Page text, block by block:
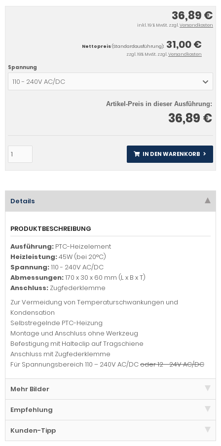
36,89 €
inkl. 19 % MwSt. zzgl.Versandkosten
Nettopreis(Standardausführung): 31,00 €
zzgl. 19% MwSt. zzgl.Versandkosten
Spannung
110 - 240V AC/DC
Artikel-Preis in dieser Ausführung:
36,89 €
IN DEN WARENKORB
Details
PRODUKTBESCHREIBUNG
Ausführung: PTC-Heizelement
Heizleistung:45W (bei 20°C)
Spannung:110 - 240V AC/DC
Abmessungen:170 x 30 x 60 mm (L x B x T)
Anschluss: Zugfederklemme
Zur Vermeidung von Temperaturschwankungen und
Kondensation
Selbstregelnde PTC-Heizung
Montage und Anschluss ohne Werkzeug
Befestigung mit Halteclip auf Tragschiene
Anschluss mit Zugfederklemme
Für Spannungsbereich 110 – 240V AC/DCoder 12 - 24V AC/DC
Mehr Bilder
Empfehlung
Kunden-Tipp